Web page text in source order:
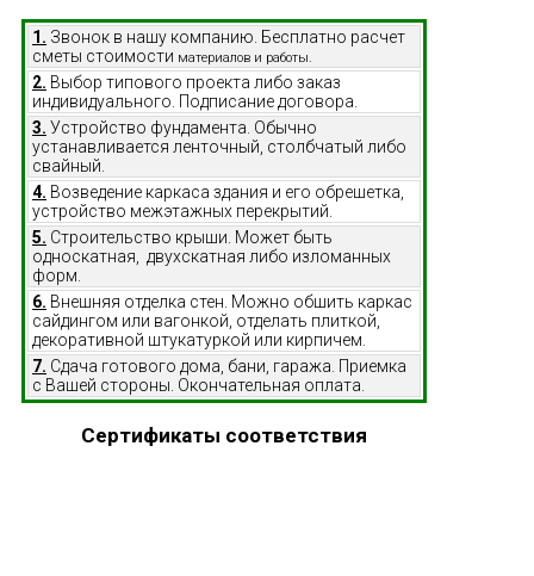
1. Звонок в нашу компанию. Бесплатно расчет
сметы стоимости материалов и работы.
2. Выбор типового проекта либо заказ
индивидуального. Подписание договора.
3. Устройство фундамента. Обычно
устанавливается ленточный, столбчатый либо
свайный.
4. Возведение каркаса здания и его обрешетка,
устройство межэтажных перекрытий.
5. Строительство крыши. Может быть
односкатная, двухскатная либо изломанных
форм.
6. Внешняя отделка стен. Можно обшить каркас
сайдингом или вагонкой, отделать плиткой,
декоративной штукатуркой или кирпичем.
7. Сдача готового дома, бани, гаража. Приемка
с Вашей стороны. Окончательная оплата.
Сертификаты соответствия